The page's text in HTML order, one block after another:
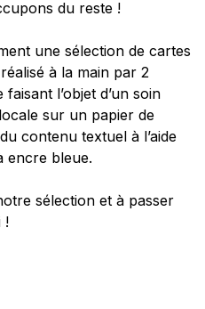
du reste !
une sélection de cartes
à la main par 2
l’objet d’un soin
sur un papier de
contenu textuel à l’aide
encre bleue.
sélection et à passer
!